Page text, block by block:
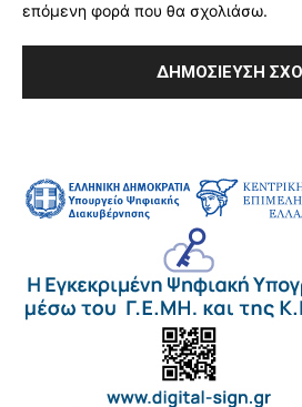
επόμενη φορά που θα σχολιάσω.